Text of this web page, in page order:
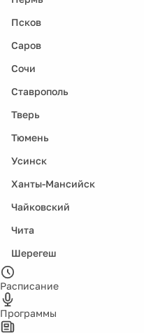
Псков
Саров
Сочи
Ставрополь
Тверь
Тюмень
Усинск
Ханты-Мансийск
Чайковский
Чита
Шерегеш
Расписание
Программы